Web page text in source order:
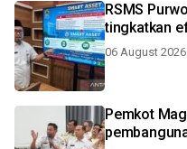
RSMS
tingkatkan
06 August 2026
Pemkot